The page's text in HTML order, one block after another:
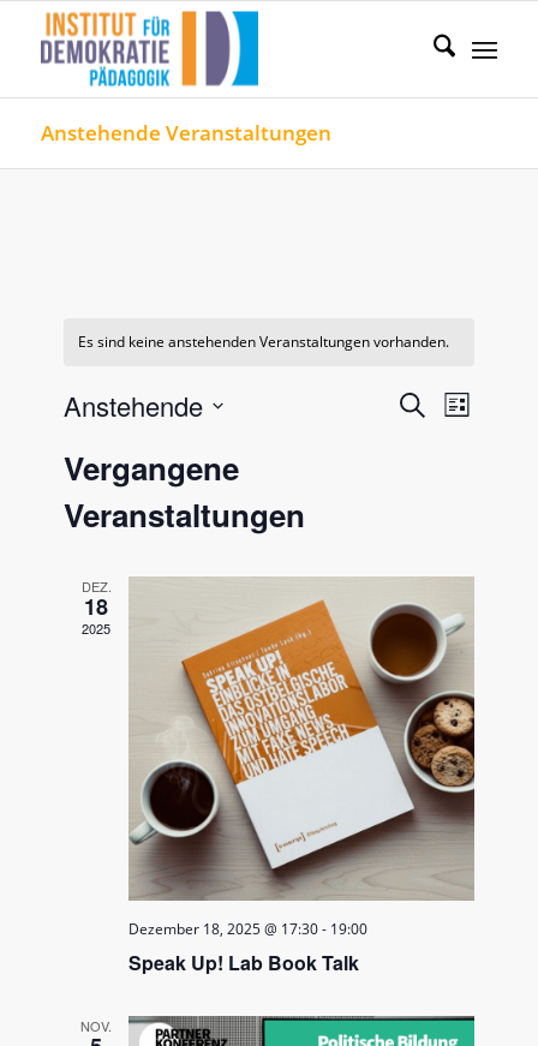
Anstehende Veranstaltungen
Es sind keine anstehenden Veranstaltungen vorhanden.
SucheListe
Anstehende
wählen.
Vergangene
Veranstaltungen
DEZ.
18
2025
Dezember 18, 2025 @ 17:30- 19:00
Speak Up! Lab Book Talk
NOV.